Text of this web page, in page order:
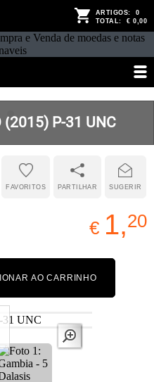
ARTIGOS: 0
TOTAL: € 0,00
P-31 UNC
SUGERIR
PARTILHAR
FAVORITOS
€ 1,20
AO CARRINHO